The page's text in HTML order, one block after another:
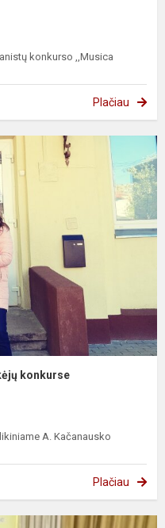
konkurso ,,Musica
Plačiau
konkurse
A. Kačanausko
Plačiau